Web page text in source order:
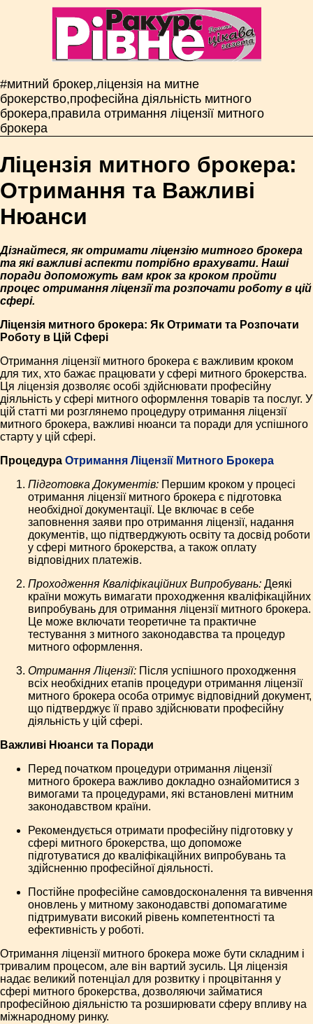
#митний брокер,ліцензія на митне
брокерство,професійна діяльність митного
брокера,правила отримання ліцензії митного
брокера
Ліцензія митного брокера:
Отримання та Важливі
Нюанси
Дізнайтеся, як отримати ліцензію митного брокера
та які важливі аспекти потрібно врахувати. Наші
поради допоможуть вам крок за кроком пройти
процес отримання ліцензії та розпочати роботу в цій
сфері.
Ліцензія митного брокера: Як Отримати та Розпочати
Роботу в Цій Сфері
Отримання ліцензії митного брокера є важливим кроком
для тих, хто бажає працювати у сфері митного брокерства.
Ця ліцензія дозволяє особі здійснювати професійну
діяльність у сфері митного оформлення товарів та послуг. У
цій статті ми розглянемо процедуру отримання ліцензії
митного брокера, важливі нюанси та поради для успішного
старту у цій сфері.
Процедура Отримання Ліцензії Митного Брокера
Підготовка Документів: Першим кроком у процесі
отримання ліцензії митного брокера є підготовка
необхідної документації. Це включає в себе
заповнення заяви про отримання ліцензії, надання
документів, що підтверджують освіту та досвід роботи
у сфері митного брокерства, а також оплату
відповідних платежів.
Проходження Кваліфікаційних Випробувань: Деякі
країни можуть вимагати проходження кваліфікаційних
випробувань для отримання ліцензії митного брокера.
Це може включати теоретичне та практичне
тестування з митного законодавства та процедур
митного оформлення.
Отримання Ліцензії: Після успішного проходження
всіх необхідних етапів процедури отримання ліцензії
митного брокера особа отримує відповідний документ,
що підтверджує її право здійснювати професійну
діяльність у цій сфері.
Важливі Нюанси та Поради
Перед початком процедури отримання ліцензії
митного брокера важливо докладно ознайомитися з
вимогами та процедурами, які встановлені митним
законодавством країни.
Рекомендується отримати професійну підготовку у
сфері митного брокерства, що допоможе
підготуватися до кваліфікаційних випробувань та
здійсненню професійної діяльності.
Постійне професійне самовдосконалення та вивчення
оновлень у митному законодавстві допомагатиме
підтримувати високий рівень компетентності та
ефективність у роботі.
Отримання ліцензії митного брокера може бути складним і
тривалим процесом, але він вартий зусиль. Ця ліцензія
надає великий потенціал для розвитку і процвітання у
сфері митного брокерства, дозволяючи займатися
професійною діяльністю та розширювати сферу впливу на
міжнародному ринку.